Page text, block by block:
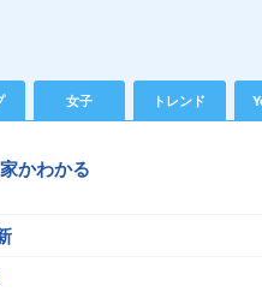
女子 トレンド
かわかる